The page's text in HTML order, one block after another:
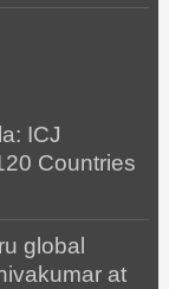
ICJ
Countries
global
at